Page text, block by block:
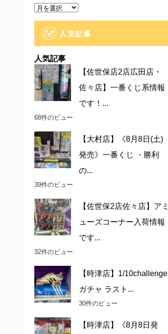
ア
人気記事
人気記事
【佐世保店2店広田店・
佐々店】一番くじ系情報
です！...
68件のビュー
【大村店】《8月8日(土)
発売》一番くじ ・勝利
の...
39件のビュー
【佐世保2店佐々店】アミ
ューズコーナー入荷情報
です...
32件のビュー
【時津店】1/10challenge
ガチャ ラスト...
30件のビュー
【時津店】《8月8日発